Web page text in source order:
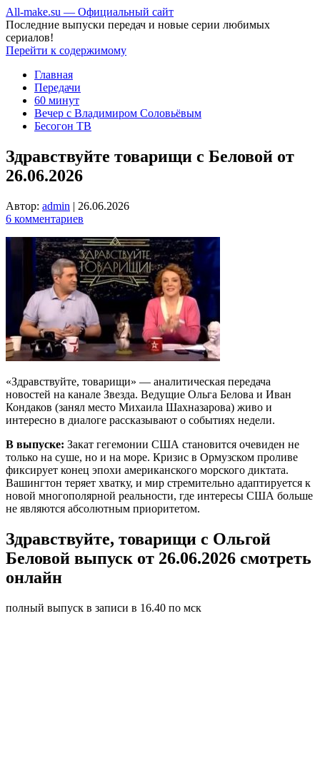
All-make.su — Официальный сайт
Последние выпуски передач и новые серии любимых
сериалов!
Перейти к содержимому
Главная
Передачи
60 минут
Вечер с Владимиром Соловьёвым
Бесогон ТВ
Здравствуйте товарищи с Беловой от
26.06.2026
Автор: admin | 26.06.2026
6 комментариев
«Здравствуйте, товарищи» — аналитическая передача
новостей на канале Звезда. Ведущие Ольга Белова и Иван
Кондаков (занял место Михаила Шахназарова) живо и
интересно в диалоге рассказывают о событиях недели.
В выпуске: Закат гегемонии США становится очевиден не
только на суше, но и на море. Кризис в Ормузском проливе
фиксирует конец эпохи американского морского диктата.
Вашингтон теряет хватку, и мир стремительно адаптируется к
новой многополярной реальности, где интересы США больше
не являются абсолютным приоритетом.
Здравствуйте, товарищи с Ольгой
Беловой выпуск от 26.06.2026 смотреть
онлайн
полный выпуск в записи в 16.40 по мск